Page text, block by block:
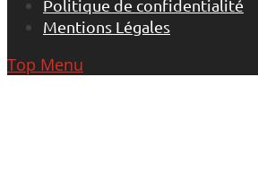
Politique de confidentialité
Mentions Légales
Top Menu